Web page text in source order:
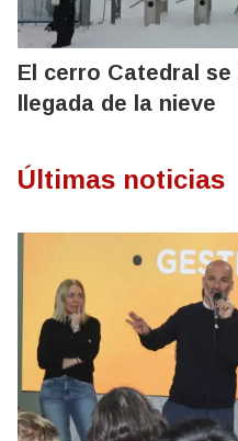
El cerro Catedral
llegada de la nieve
Últimas noticias